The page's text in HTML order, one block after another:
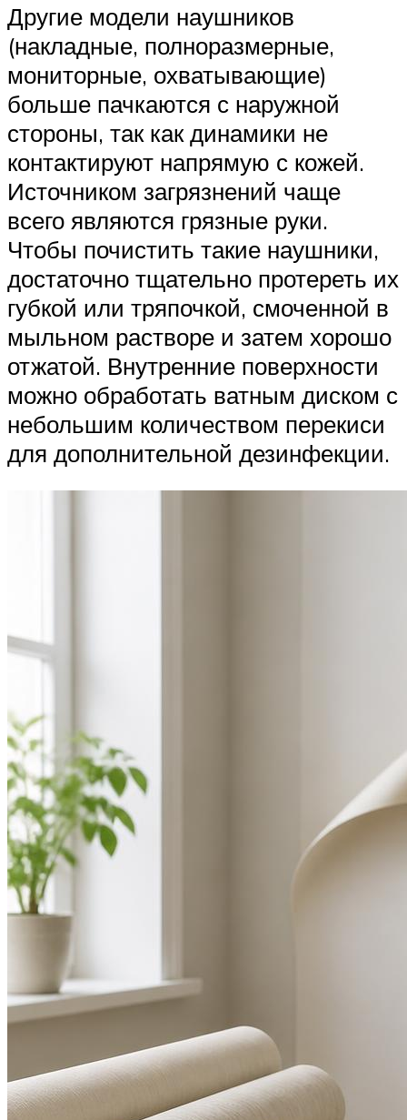
Другие модели наушников
(накладные, полноразмерные,
мониторные, охватывающие)
больше пачкаются с наружной
стороны, так как динамики не
контактируют напрямую с кожей.
Источником загрязнений чаще
всего являются грязные руки.
Чтобы почистить такие наушники,
достаточно тщательно протереть их
губкой или тряпочкой, смоченной в
мыльном растворе и затем хорошо
отжатой. Внутренние поверхности
можно обработать ватным диском с
небольшим количеством перекиси
для дополнительной дезинфекции.